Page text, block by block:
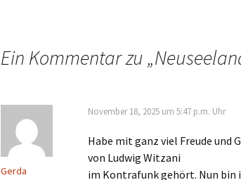
Ein Kommentar zu „
Gerda
November 18, 2025 um 5:47 p.m. Uhr
Habe mit ganz viel Freude und
von Ludwig Witzani
im Kontrafunk gehört. Nun bin